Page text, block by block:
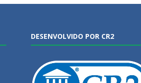
DESENVOLVIDO POR CR2